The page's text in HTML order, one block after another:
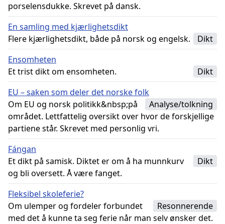
porselensdukke. Skrevet på dansk.
En samling med kjærlighetsdikt
Dikt
Flere kjærlighetsdikt, både på norsk og engelsk.
Ensomheten
Dikt
Et trist dikt om ensomheten.
EU – saken som deler det norske folk
Analyse/tolkning
Om EU og norsk politikk&nbsp;på
området. Lettfattelig oversikt over hvor de forskjellige
partiene står. Skrevet med personlig vri.
Fángan
Dikt
Et dikt på samisk. Diktet er om å ha munnkurv
og bli oversett. Å være fanget.
Fleksibel skoleferie?
Resonnerende
Om ulemper og fordeler forbundet
med det å kunne ta seg ferie når man selv ønsker det.